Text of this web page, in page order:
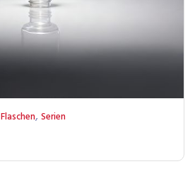
Flaschen, Serien